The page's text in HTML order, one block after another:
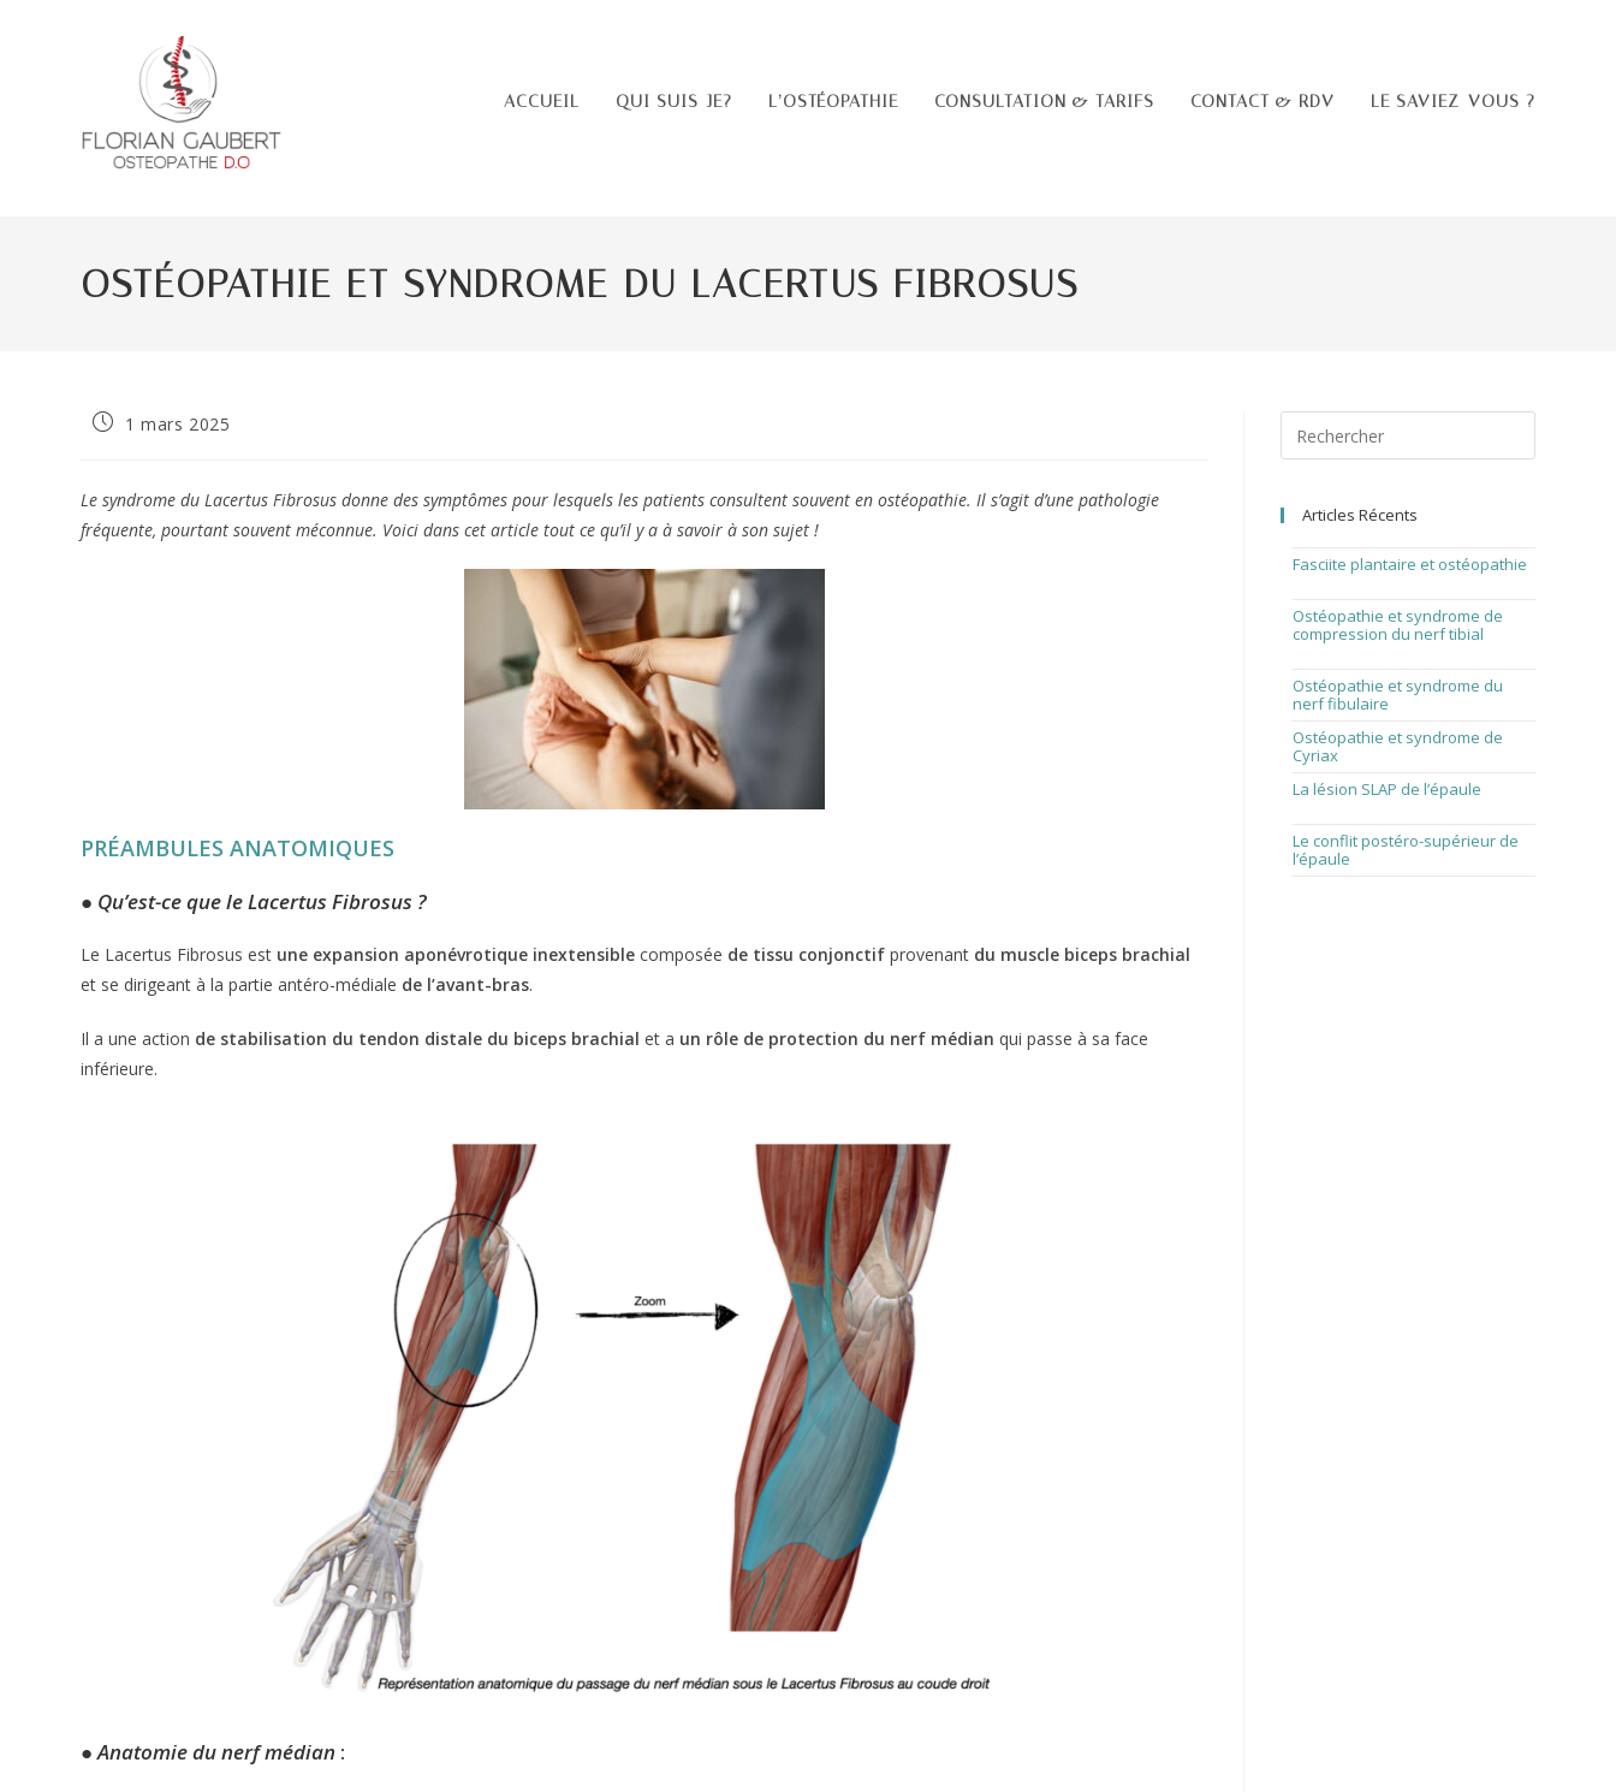
ACCUEIL
QUI SUIS-JE? L’OSTÉOPATHIE CONSULTATION & TARIFS CONTACT & RDV LE SAVIEZ-VOUS ?
OSTÉOPATHIE ET SYNDROME DU LACERTUS FIBROSUS
Publication
1 mars 2025
Le syndrome du Lacertus Fibrosus donne des symptômes pour lesquels les patients consultent souvent en ostéopathie. Il s’agit d’une pathologie
fréquente, pourtant souvent méconnue. Voici dans cet article tout ce qu’il y a à savoir à son sujet !
PRÉAMBULES ANATOMIQUES
● Qu’est-ce que le Lacertus Fibrosus ?
Le Lacertus Fibrosus est une expansion aponévrotique inextensible composée de tissu conjonctif provenant du muscle biceps brachial
et se dirigeant à la partie antéro-médiale de l’avant-bras.
Il a une action de stabilisation du tendon distale du biceps brachialet a un rôle de protection du nerf médian qui passe à sa face
inférieure.
●Anatomie du nerf médian :
Press
to
Articles Récents
Fasciite plantaire et ostéopathie
Ostéopathie et syndrome de
compression du nerf tibial
Ostéopathie et syndrome du
nerf fibulaire
Ostéopathie et syndrome de
Cyriax
La lésion SLAP de l’épaule
Le conflit postéro-supérieur de
l’épaule